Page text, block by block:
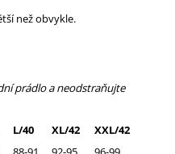
než obvykle.
prádlo a neodstraňujte
L/40 XL/42
XXL/42